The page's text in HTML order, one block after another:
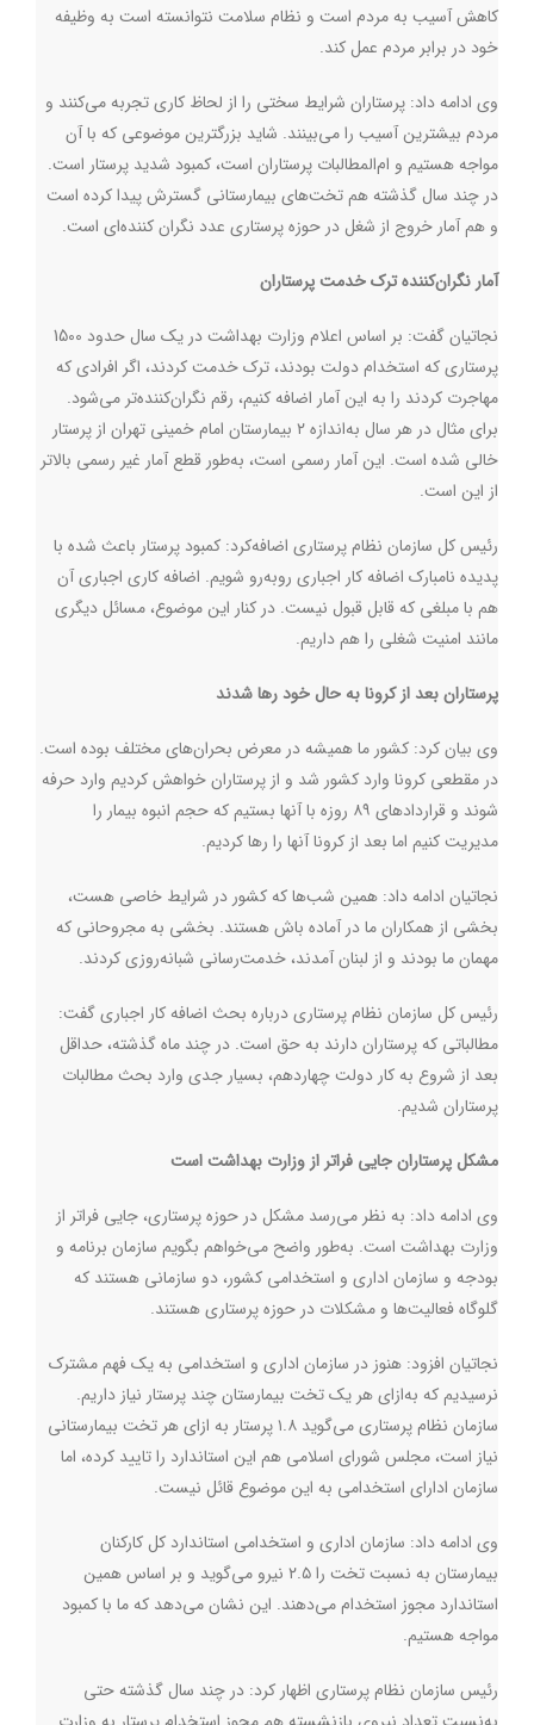
کاهش آسیب به مردم است و نظام سلامت نتوانسته است به وظیفه
خود در برابر مردم عمل کند.
وی ادامه داد: پرستاران شرایط سختی را از لحاظ کاری تجربه می‌کنند و
مردم بیشترین آسیب را می‌بینند. شاید بزرگترین موضوعی که با آن
مواجه هستیم و ام‌المطالبات پرستاران است، کمبود شدید پرستار است.
در چند سال گذشته هم تخت‌های بیمارستانی گسترش پیدا کرده است
و هم آمار خروج از شغل در حوزه پرستاری عدد نگران کننده‌ای است.
آمار نگران‌کننده ترک خدمت پرستاران
نجاتیان گفت: بر اساس اعلام وزارت بهداشت در یک سال حدود 1500
پرستاری که استخدام دولت بودند، ترک خدمت کردند، اگر افرادی که
مهاجرت کردند را به این آمار اضافه کنیم، رقم نگران‌کننده‌تر می‌شود.
برای مثال در هر سال به‌اندازه ۲ بیمارستان امام خمینی تهران از پرستار
خالی شده است. این آمار رسمی است، به‌طور قطع آمار غیر رسمی بالاتر
از این است.
رئیس کل سازمان نظام پرستاری اضافه‌کرد: کمبود پرستار باعث شده با
پدیده نامبارک اضافه کار اجباری روبه‌رو شویم. اضافه کاری اجباری آن
هم با مبلغی که قابل قبول نیست. در کنار این موضوع، مسائل دیگری
مانند امنیت شغلی را هم داریم.
پرستاران بعد از کرونا به حال خود رها شدند
وی بیان کرد:‌ کشور ما همیشه در معرض بحران‌های مختلف بوده است.
در مقطعی کرونا وارد کشور شد و از پرستاران خواهش کردیم وارد حرفه
شوند و قراردادهای ۸۹ روزه با آنها بستیم که حجم انبوه بیمار را
مدیریت کنیم اما بعد از کرونا آنها را رها کردیم.
نجاتیان ادامه داد: همین شب‌ها که کشور در شرایط خاصی هست،
بخشی از همکاران ما در آماده باش هستند. بخشی به مجروحانی که
مهمان ما بودند و از لبنان آمدند، خدمت‌رسانی شبانه‌روزی کردند.
رئیس کل سازمان نظام پرستاری درباره بحث اضافه کار اجباری گفت:
مطالباتی که پرستاران دارند به حق است. در چند ماه گذشته، حداقل
بعد از شروع به کار دولت چهاردهم، بسیار جدی وارد بحث مطالبات
پرستاران شدیم.
مشکل پرستاران جایی فراتر از وزارت بهداشت است
وی ادامه داد: به نظر می‌رسد مشکل در حوزه پرستاری، جایی فراتر از
وزارت بهداشت است. به‌طور واضح می‌خواهم بگویم سازمان برنامه و
بودجه و سازمان اداری و استخدامی کشور، دو سازمانی هستند که
گلوگاه فعالیت‌ها و مشکلات در حوزه پرستاری هستند.
نجاتیان افزود: هنوز در سازمان اداری و استخدامی به یک فهم مشترک
نرسیدیم که به‌ازای هر یک تخت بیمارستان چند پرستار نیاز داریم.
سازمان نظام پرستاری می‌گوید ۱.۸ پرستار به ازای هر تخت بیمارستانی
نیاز است، مجلس شورای اسلامی هم این استاندارد را تایید کرده،‌ اما
سازمان ادارای استخدامی به این موضوع قائل نیست.
وی ادامه داد: سازمان اداری و استخدامی استاندارد کل کارکنان
بیمارستان به نسبت تخت را ۲.۵ نیرو می‌گوید و بر اساس همین
استاندارد مجوز استخدام می‌دهند. این نشان می‌دهد که ما با کمبود
مواجه هستیم.
رئیس سازمان نظام پرستاری اظهار کرد: در چند سال گذشته حتی